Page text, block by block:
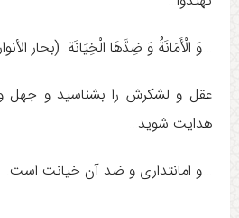
…وَ الْأَمَانَةُ وَ ضِدَّهَا الْخِيَانَة. (بحار الأنوار ج ‏۱ ص
عقل و لشکرش را بشناسید و جهل
هدایت شوید…
…و امانتداری و ضد آن خیانت است.